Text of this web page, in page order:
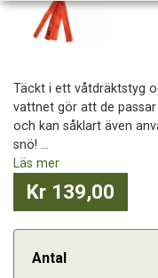
Täckt i ett våtdräktstyg
vattnet gör att de
och kan såklart även
snö! ...
Läs mer
Kr 139,00
Antal